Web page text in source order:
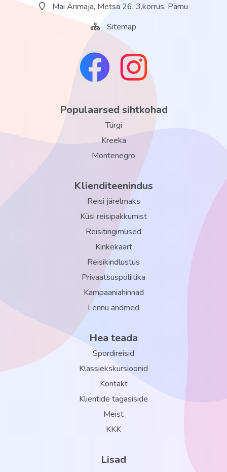
Populaarsed sihtkohad
Türgi
Kreeka
Montenegro
Klienditeenindus
Reisi järelmaks
Küsi reisipakkumist
Reisitingimused
Kinkekaart
Reisikindlustus
Privaatsuspoliitika
Kampaaniahinnad
Lennu andmed
Hea teada
Spordireisid
Klassiekskursioonid
Kontakt
Klientide tagasiside
Meist
KKK
Lisad
Mai Ärimaja, Metsa 26, 3.korrus, Pärnu
Sitemap